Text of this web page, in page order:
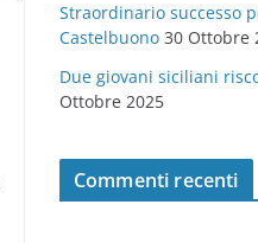
Straordinario successo
Castelbuono 30 Ottobre
Due giovani siciliani
Ottobre 2025
Commenti recenti